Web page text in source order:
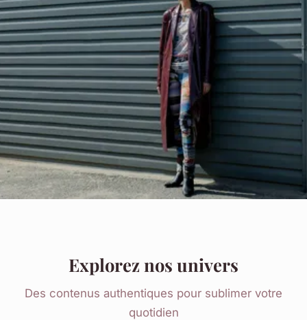
Explorez nos univers
Des contenus authentiques pour sublimer votre
quotidien